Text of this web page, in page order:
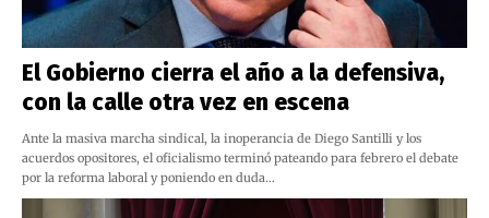
El Gobierno cierra el año a la defensiva,
con la calle otra vez en escena
Ante la masiva marcha sindical, la inoperancia de Diego Santilli y los
acuerdos opositores, el oficialismo terminó pateando para febrero el debate
por la reforma laboral y poniendo en duda…